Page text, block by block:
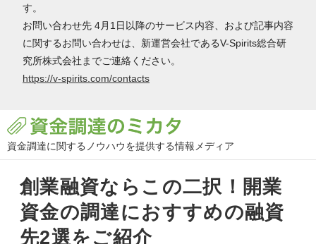
す。
お問い合わせ先 4月1日以降のサービス内容、および記事内容
に関するお問い合わせは、新運営会社であるV-Spirits総合研
究所株式会社までご連絡ください。
https://v-spirits.com/contacts
資金調達に関するノウハウを提供する情報メディア
創業融資ならこの二択！開業
資金の調達におすすめの融資
先2選をご紹介